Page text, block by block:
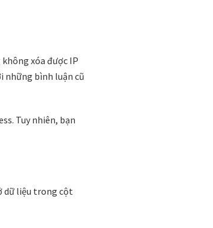
xóa được IP
những bình luận cũ
Tuy nhiên, bạn
dữ liệu trong cột